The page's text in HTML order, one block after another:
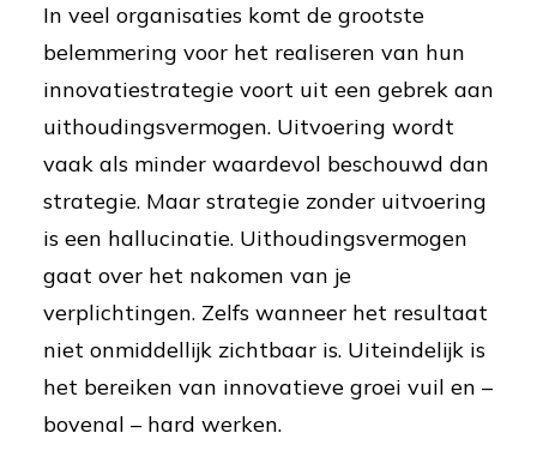
In veel organisaties komt de grootste
belemmering voor het realiseren van hun
innovatiestrategie voort uit een gebrek aan
uithoudingsvermogen. Uitvoering wordt
vaak als minder waardevol beschouwd dan
strategie. Maar strategie zonder uitvoering
is een hallucinatie. Uithoudingsvermogen
gaat over het nakomen van je
verplichtingen. Zelfs wanneer het resultaat
niet onmiddellijk zichtbaar is. Uiteindelijk is
het bereiken van innovatieve groei vuil en –
bovenal – hard werken.